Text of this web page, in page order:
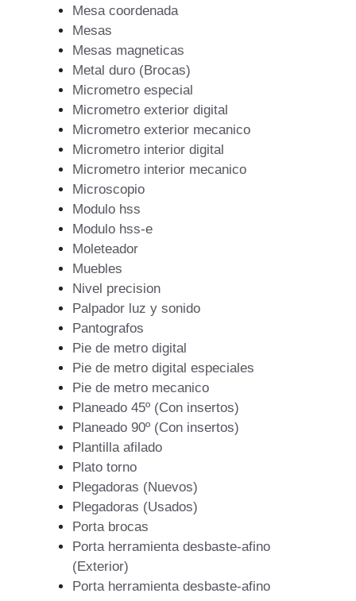
Mesa coordenada
Mesas
Mesas magneticas
Metal duro (Brocas)
Micrometro especial
Micrometro exterior digital
Micrometro exterior mecanico
Micrometro interior digital
Micrometro interior mecanico
Microscopio
Modulo hss
Modulo hss-e
Moleteador
Muebles
Nivel precision
Palpador luz y sonido
Pantografos
Pie de metro digital
Pie de metro digital especiales
Pie de metro mecanico
Planeado 45º (Con insertos)
Planeado 90º (Con insertos)
Plantilla afilado
Plato torno
Plegadoras (Nuevos)
Plegadoras (Usados)
Porta brocas
Porta herramienta desbaste-afino
(Exterior)
Porta herramienta desbaste-afino